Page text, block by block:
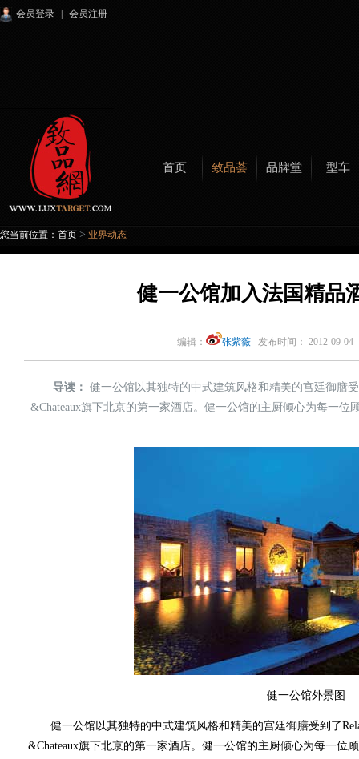
会员登录 会员注册
首页 致品荟 品牌堂 型车
您当前位置： 首页 > 业界动态
健一公馆加入法国精品
编辑： 张紫薇 发布时间： 2012-09-
导读： 健一公馆以其独特的中式建筑风格和精美的宫廷御膳
&Chateaux旗下北京的第一家酒店。健一公馆的主厨倾心为每一
健一公馆外景图
健一公馆以其独特的中式建筑风格和精美的宫廷御膳受到了
&Chateaux旗下北京的第一家酒店。健一公馆的主厨倾心为每一位